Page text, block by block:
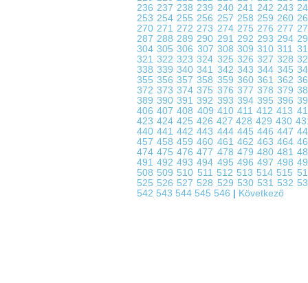
236237238239 240 241 242 243
253254255256 257 258 259 260
270271272273 274 275 276 277
287288289290 291 292 293 294
304305306 307 308 309310311
321322323324 325 326 327 328
338339340341 342 343 344 345
355356357358 359 360 361 362
372373374375 376 377 378 379
389390391392 393 394 395 396
406407408 409 410 411412413
423 424 425 426 427428429430
440441442443 444 445 446 447
457458459460 461 462 463 464
474475476477 478 479 480 481
491492493494 495 496 497 498
508 509 510 511 512 513 514 515
525 526 527 528 529 530 531 532
542 543 544 545 546 Következő